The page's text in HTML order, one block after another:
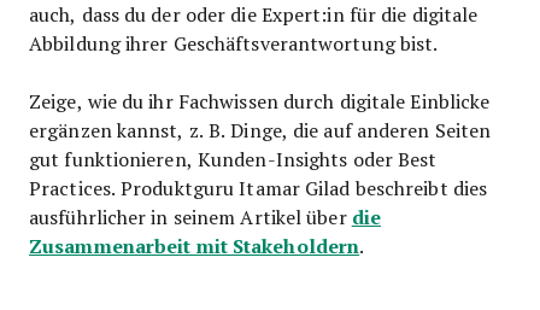
auch, dass du der oder die Expert:in für die digitale
Abbildung ihrer Geschäftsverantwortung bist.
Zeige, wie du ihr Fachwissen durch digitale Einblicke
ergänzen kannst, z. B. Dinge, die auf anderen Seiten
gut funktionieren, Kunden-Insights oder Best
Practices. Produktguru Itamar Gilad beschreibt dies
ausführlicher in seinem Artikel über die
Zusammenarbeit mit Stakeholdern.